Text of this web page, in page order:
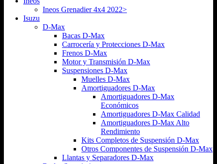
Ineos Grenadier 4x4 2022>
Isuzu
D-Max
Bacas D-Max
Carrocería y Protecciones D-Max
Frenos D-Max
Motor y Transmisión D-Max
Suspensiones D-Max
Muelles D-Max
Amortiguadores D-Max
Amortiguadores D-Max
Económicos
Amortiguadores D-Max Calidad
Amortiguadores D-Max Alto
Rendimiento
Kits Completos de Suspensión D-Max
Otros Componentes de Suspensión D-Max
Llantas y Separadores D-Max